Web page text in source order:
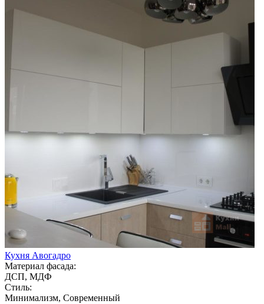
Кухня Авогадро
Материал фасада:
ДСП, МДФ
Стиль:
Минимализм, Современный